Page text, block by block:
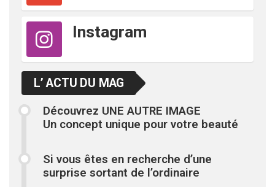
Instagram
L’ ACTU DU MAG
Découvrez UNE AUTRE IMAGE
Un concept unique pour votre beauté
Si vous êtes en recherche d’une
surprise sortant de l’ordinaire